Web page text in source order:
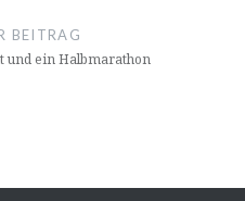
BEITRAG
und ein Halbmarathon